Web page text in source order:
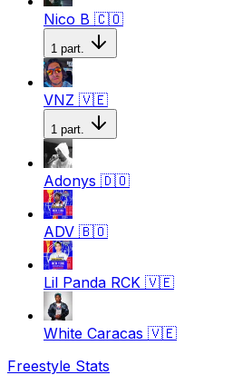
Nico B 🇨🇴
1 part.
VNZ 🇻🇪
1 part.
Adonys 🇩🇴
ADV 🇧🇴
Lil Panda RCK 🇻🇪
White Caracas 🇻🇪
Freestyle Stats